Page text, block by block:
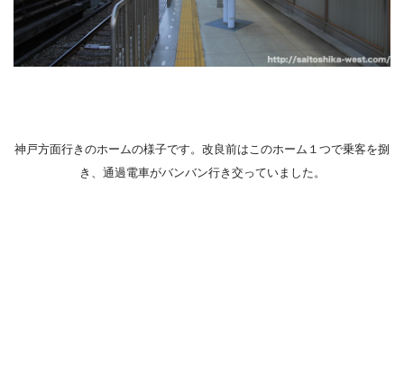
神戸方面行きのホームの様子です。改良前はこのホーム１つで乗客を捌
き、通過電車がバンバン行き交っていました。